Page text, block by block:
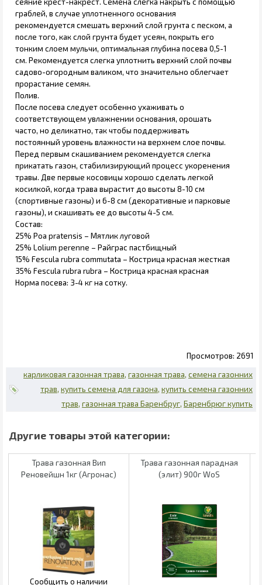
граблей, в случае уплотненного основания
рекомендуется смешать верхний слой грунта с песком, а
после того, как слой грунта будет усеян, покрыть его
тонким слоем мульчи, оптимальная глубина посева 0,5-1
см. Рекомендуется слегка уплотнить верхний слой почвы
садово-огородным валиком, что значительно облегчает
прорастание семян.
Полив.
После посева следует особенно ухаживать о
соответствующем увлажнении основания, орошать
часто, но деликатно, так чтобы поддерживать
постоянный уровень влажности на верхнем слое почвы.
Перед первым скашиванием рекомендуется слегка
прикатать газон, стабилизирующий процесс укоренения
травы. Две первые косовицы хорошо сделать легкой
косилкой, когда трава вырастит до высоты 8-10 см
(спортивные газоны) и 6-8 см (декоративные и парковые
газоны), и скашивать ее до высоты 4-5 см.
Состав:
25% Poa pratensis – Мятлик луговой
25% Lolium perenne – Райграс пастбищный
15% Fescula rubra commutata – Кострица красная жесткая
35% Fescula rubra rubra – Кострица красная красная
Норма посева: 3-4 кг на сотку.
2691
карликовая газонная трава газонная трава семена газонних
трав купить семена для газона купить семена газонних
трав газонная трава Баренбруг Баренбрюг купить
Трава газонная Вип
Реновейшн 1кг (Агронас)
Трава газонная парадная
(элит) 900г WoS